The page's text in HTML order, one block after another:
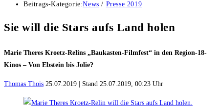
Beitrags-Kategorie:News / Presse 2019
Sie will die Stars aufs Land holen
Marie Theres Kroetz-Relins „Baukasten-Filmfest“ in den Region-18-
Kinos – Von Ebstein bis Jolie?
Thomas Thois 25.07.2019 | Stand 25.07.2019, 00:23 Uhr